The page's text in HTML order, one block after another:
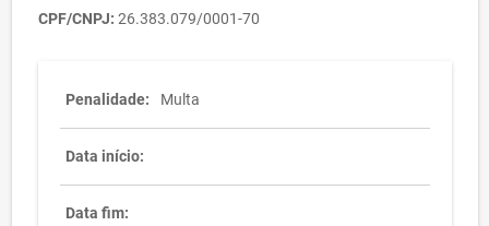
CPF/CNPJ: 26.383.079/0001-70
Penalidade: Multa
Data início:
Data fim: